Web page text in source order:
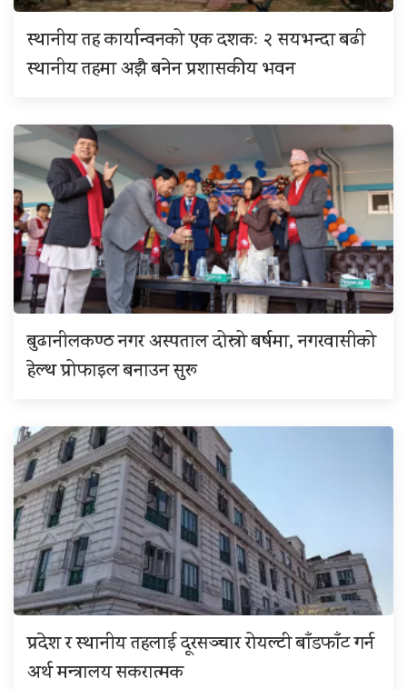
स्थानीय तह कार्यान्वनको एक दशकः २ सयभन्दा बढी
स्थानीय तहमा अझै बनेन प्रशासकीय भवन
बुढानीलकण्ठ नगर अस्पताल दोस्रो बर्षमा, नगरवासीको
हेल्थ प्रोफाइल बनाउन सुरू
प्रदेश र स्थानीय तहलाई दूरसञ्चार रोयल्टी बाँडफाँट गर्न
अर्थ मन्त्रालय सकरात्मक